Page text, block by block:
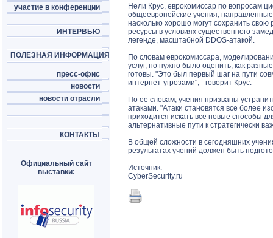
участие в конференции
ИНТЕРВЬЮ
ПОЛЕЗНАЯ ИНФОРМАЦИЯ
пресс-офис
новости
новости отрасли
КОНТАКТЫ
Официальный сайт
выставки:
Нели Крус, еврокомиссар по вопросам
общеевропейские учения,
насколько хорошо могут сохранить
ресурсы в условиях существенного
легенде, масштабной DDOS-атакой.
По словам еврокомиссара,
услуг, но нужно было оценить, как
готовы. "Это был первый шаг на пути
интернет-угрозами", - говорит Крус.
По ее словам, учения призваны
атаками. "Атаки становятся все более
приходится искать все новые способы
альтернативные пути к стратегически
В общей сложности в сегодняшних
результатах учений должен быть
Источник:
CyberSecurity.ru